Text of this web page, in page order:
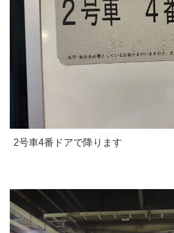
2号車4番ドアで降ります